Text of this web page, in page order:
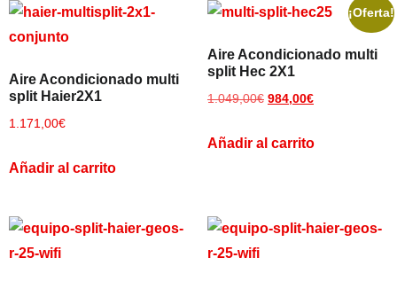
Aire Acondicionado multi
split Haier2X1
1.171,00€
Añadir al carrito
¡Oferta!
Aire Acondicionado multi
split Hec 2X1
1.049,00€ 984,00€
Añadir al carrito